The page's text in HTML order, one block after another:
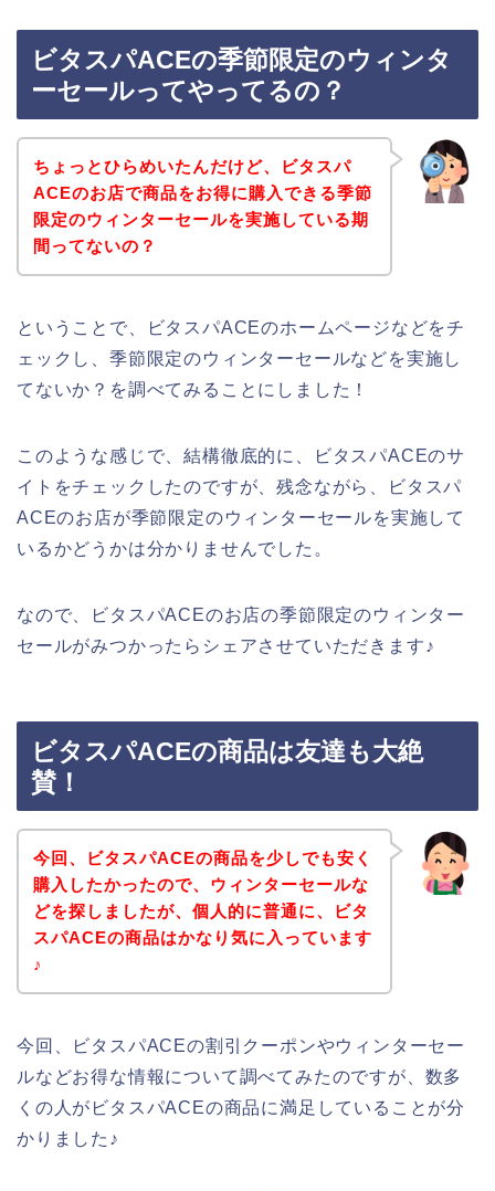
ビタスパACEの季節限定のウィンタ
ーセールってやってるの？
ちょっとひらめいたんだけど、ビタスパ
ACEのお店で商品をお得に購入できる季節
限定のウィンターセールを実施している期
間ってないの？
ということで、ビタスパACEのホームページなどをチ
ェックし、季節限定のウィンターセールなどを実施し
てないか？を調べてみることにしました！
このような感じで、結構徹底的に、ビタスパACEのサ
イトをチェックしたのですが、残念ながら、ビタスパ
ACEのお店が季節限定のウィンターセールを実施して
いるかどうかは分かりませんでした。
なので、ビタスパACEのお店の季節限定のウィンター
セールがみつかったらシェアさせていただきます♪
ビタスパACEの商品は友達も大絶
賛！
今回、ビタスパACEの商品を少しでも安く
購入したかったので、ウィンターセールな
どを探しましたが、個人的に普通に、ビタ
スパACEの商品はかなり気に入っています
♪
今回、ビタスパACEの割引クーポンやウィンターセー
ルなどお得な情報について調べてみたのですが、数多
くの人がビタスパACEの商品に満足していることが分
かりました♪